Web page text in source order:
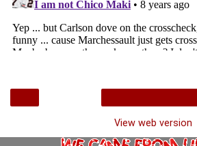
View web version